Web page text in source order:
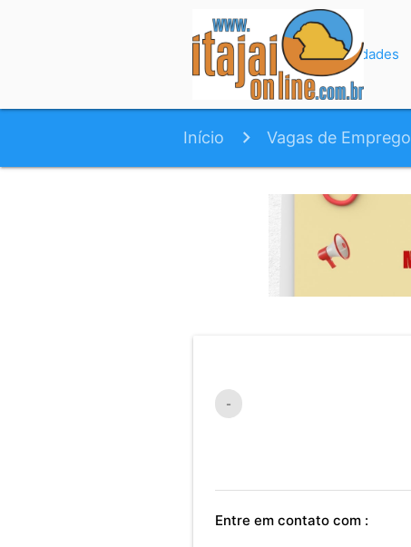
Início Variedades
Início Vagas de Emprego
-
Entre em contato com :